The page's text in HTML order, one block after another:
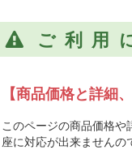
ご利用
【商品価格と詳細
このページの商品価格
座に対応が出来ませんの